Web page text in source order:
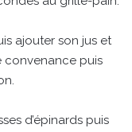
ajouter son jus et
convenance puis
d’épinards puis